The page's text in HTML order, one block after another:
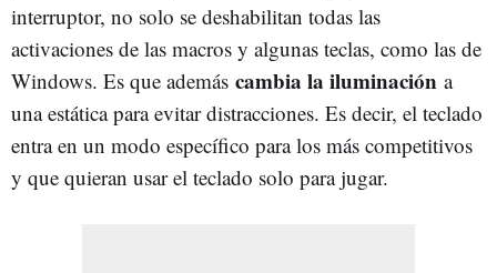
interruptor, no solo se deshabilitan todas las
activaciones de las macros y algunas teclas, como las de
Windows. Es que además cambia la iluminación a
una estática para evitar distracciones. Es decir, el teclado
entra en un modo específico para los más competitivos
y que quieran usar el teclado solo para jugar.